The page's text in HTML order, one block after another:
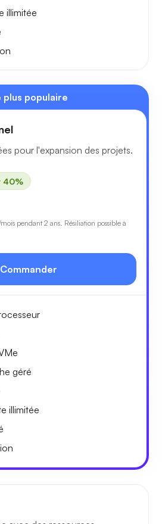
illimitée
plus populaire
pour l'expansion des projets.
40%
pendant 2 ans. Résiliation possible à
Commander
géré
illimitée